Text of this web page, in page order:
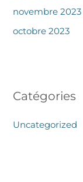
novembre 2023
octobre 2023
Catégories
Uncategorized